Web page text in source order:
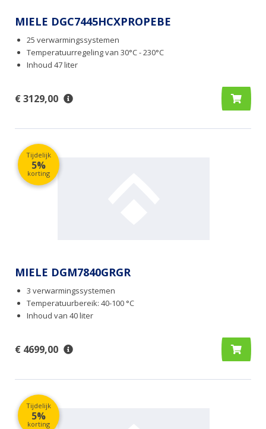
MIELE DGC7445HCXPROPEBE
25 verwarmingssystemen
Temperatuurregeling van 30°C - 230°C
Inhoud 47 liter
€ 3129,00
Tijdelijk
5%
korting
MIELE DGM7840GRGR
3 verwarmingssystemen
Temperatuurbereik: 40-100 °C
Inhoud van 40 liter
€ 4699,00
Tijdelijk
5%
korting